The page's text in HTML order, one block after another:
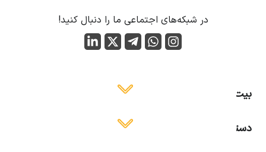
در شبکه‌های اجتماعی ما را دنبال کنید!
بیت ایمن
دسترسی آسان